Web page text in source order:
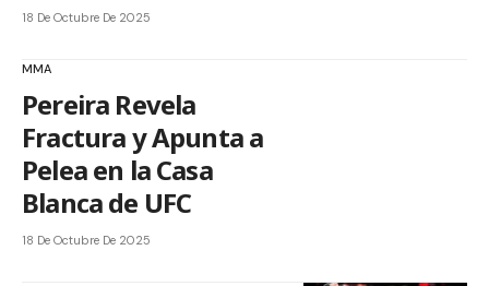
18 De Octubre De 2025
MMA
Pereira Revela
Fractura y Apunta a
Pelea en la Casa
Blanca de UFC
18 De Octubre De 2025